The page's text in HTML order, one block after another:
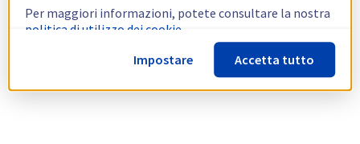
Per maggiori informazioni, potete consultare la nostra
politica di utilizzo dei cookie.
Impostare
Accetta tutto